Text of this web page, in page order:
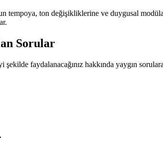
tempoya, ton değişikliklerine ve duygusal
Sorular
faydalanacağınız hakkında yaygın